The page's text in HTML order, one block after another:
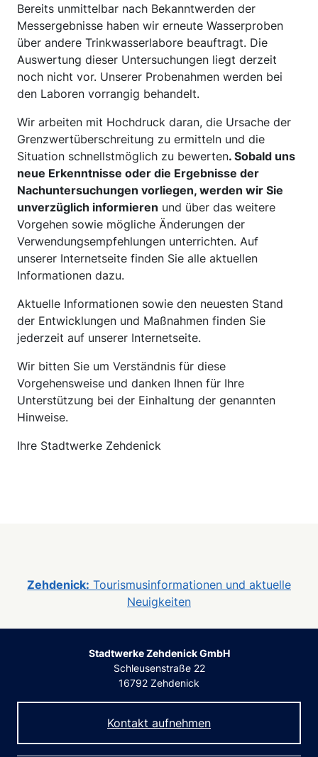
Bereits unmittelbar nach Bekanntwerden der
Messergebnisse haben wir erneute Wasserproben
über andere Trinkwasserlabore beauftragt. Die
Auswertung dieser Untersuchungen liegt derzeit
noch nicht vor. Unserer Probenahmen werden bei
den Laboren vorrangig behandelt.
Wir arbeiten mit Hochdruck daran, die Ursache der
Grenzwertüberschreitung zu ermitteln und die
Situation schnellstmöglich zu bewerten. Sobald uns
neue Erkenntnisse oder die Ergebnisse der
Nachuntersuchungen vorliegen, werden wir Sie
unverzüglich informieren und über das weitere
Vorgehen sowie mögliche Änderungen der
Verwendungsempfehlungen unterrichten. Auf
unserer Internetseite finden Sie alle aktuellen
Informationen dazu.
Aktuelle Informationen sowie den neuesten Stand
der Entwicklungen und Maßnahmen finden Sie
jederzeit auf unserer Internetseite.
Wir bitten Sie um Verständnis für diese
Vorgehensweise und danken Ihnen für Ihre
Unterstützung bei der Einhaltung der genannten
Hinweise.
Ihre Stadtwerke Zehdenick
Zehdenick: Tourismusinformationen und aktuelle
Neuigkeiten
Stadtwerke Zehdenick GmbH
Schleusenstraße 22
16792 Zehdenick
Kontakt aufnehmen